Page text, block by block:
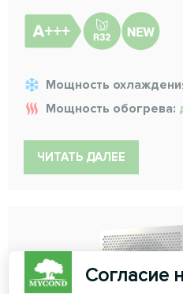
Мощность
Мощность обогрева:
ЧИТАТЬ ДАЛЕЕ
Согласие